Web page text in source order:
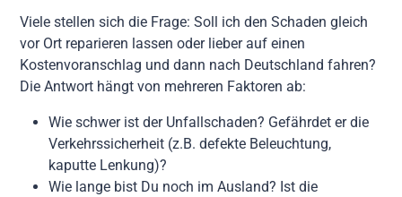
Viele stellen sich die Frage: Soll ich den Schaden gleich
vor Ort reparieren lassen oder lieber auf einen
Kostenvoranschlag und dann nach Deutschland fahren?
Die Antwort hängt von mehreren Faktoren ab:
Wie schwer ist der Unfallschaden? Gefährdet er die
Verkehrssicherheit (z.B. defekte Beleuchtung,
kaputte Lenkung)?
Wie lange bist Du noch im Ausland? Ist die